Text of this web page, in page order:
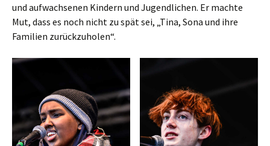
und aufwachsenen Kindern und Jugendlichen. Er machte
Mut, dass es noch nicht zu spät sei, „Tina, Sona und ihre
Familien zurückzuholen“.